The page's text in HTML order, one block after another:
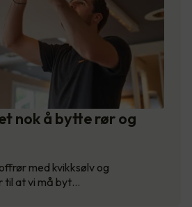
nok å bytte rør og
med kvikksølv og
til at vi må byt…